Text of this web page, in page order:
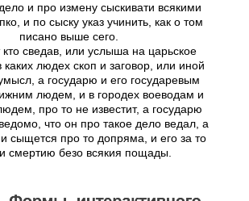
и про измену сыскивати всякими
и по сыску указ учинить, как о том
писано выше сего.
кто сведав, или услыша на царьское
каких людех скоп и заговор, или иной
а государю и его государевым
людем, и в городех воеводам и
про то не известит, а государю
что он про такое дело ведал, а
и сыщется про то допряма, и его за то
смертию безо всякия пощады.